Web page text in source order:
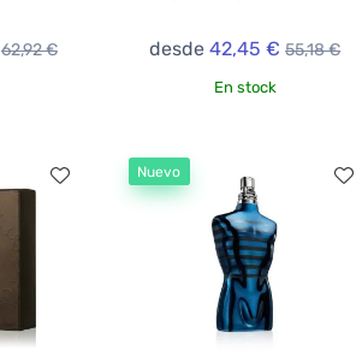
62,92 € desde42,45 € 55,18 €
En stock
Nuevo